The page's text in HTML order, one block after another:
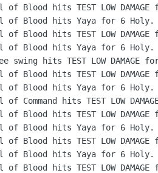
of Blood hits TEST LOW
of Blood hits Yaya for 6 Holy.
of Blood hits TEST LOW
of Blood hits Yaya for 6 Holy.
swing hits TEST LOW
of Blood hits TEST LOW
of Blood hits Yaya for 6 Holy.
of Command hits TEST LOW
of Blood hits TEST LOW
of Blood hits Yaya for 6 Holy.
of Blood hits TEST LOW
of Blood hits Yaya for 6 Holy.
of Blood hits TEST LOW